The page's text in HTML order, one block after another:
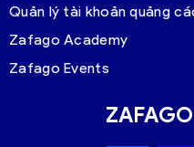
Quản lý tài khoản quảng
Zafago Academy
Zafago Events